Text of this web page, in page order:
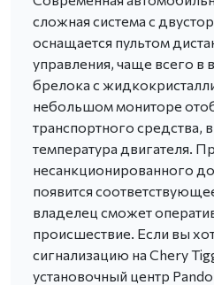
сложная система с
оснащается пультом
управления, чаще всего в
брелока с
небольшом мониторе
транспортного средства,
температура двигателя.
несанкционированного
появится
владелец сможет
происшествие. Если вы
сигнализацию на Chery
установочный центр